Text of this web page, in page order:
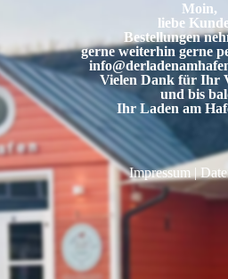
Moin,
liebe
Bestellungen
gerne weiterhin gerne
Vielen Dank für Ihr
und bis
Ihr Laden am
Impressum |